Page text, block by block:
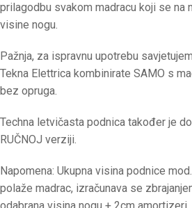
prilagodbu svakom madracu koji se na
visine nogu.
Pažnja, za ispravnu upotrebu
Tekna Elettrica kombinirate SAMO s
bez opruga.
Techna letvičasta podnica također je
RUČNOJ verziji.
Napomena: Ukupna visina podnice
polaže madrac, izračunava se